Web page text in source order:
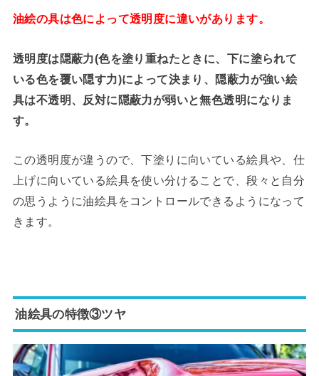
油絵の具は色によって透明度に違いがあります。
透明度は隠蔽力(色を塗り重ねたときに、下に塗られて
いる色を覆い隠す力)によって決まり、隠蔽力が強い絵
具は不透明、反対に隠蔽力が弱いと無色透明になりま
す。
この透明度が違うので、下塗りに向いている絵具や、仕
上げに向いている絵具を使い分けることで、段々と自分
の思うように油絵具をコントロールできるようになって
きます。
油絵具の特徴③ツヤ